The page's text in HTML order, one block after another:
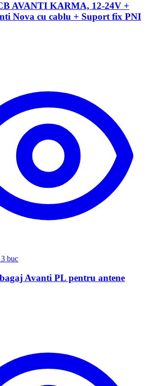
AVANTI KARMA, 12-24V +
Nova cu cablu + Suport fix PNI
buc
Avanti PL pentru antene